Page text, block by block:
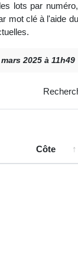
lots par
mot clé à l'aide
2025 à 11h49
Côte